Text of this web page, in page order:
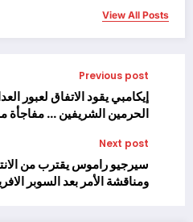
View All Posts
Previous post
إيكامبي يقود الاتفاق لعبور
الحرمين الشريفين … مفاجأة
Next post
سيرجيو راموس يقترب من
ومناقشة الأمر بعد السوبر